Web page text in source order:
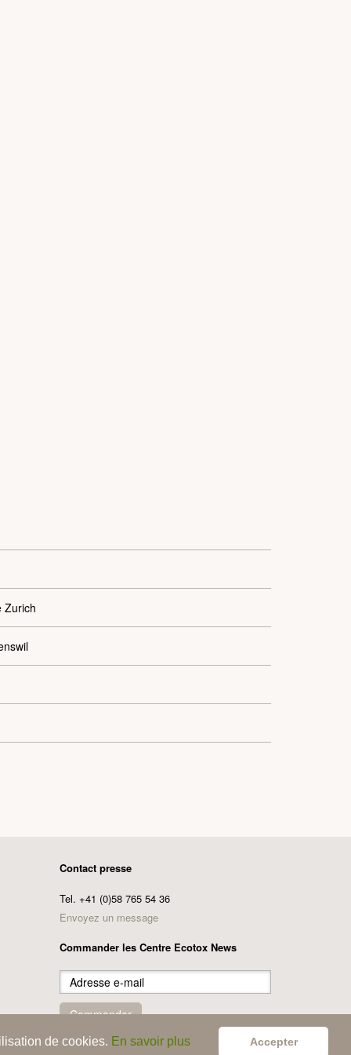
de cookies. En savoir plus Accepter
Zurich
Contact presse
Tel. +41 (0)58 765 54 36
Envoyez un message
Commander les Centre Ecotox News
Adresse
e-
mailCommander